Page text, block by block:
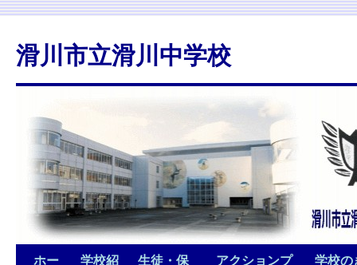
滑川市立滑川中学校
ホー
学校紹
生徒・保
アクションプ
学校の